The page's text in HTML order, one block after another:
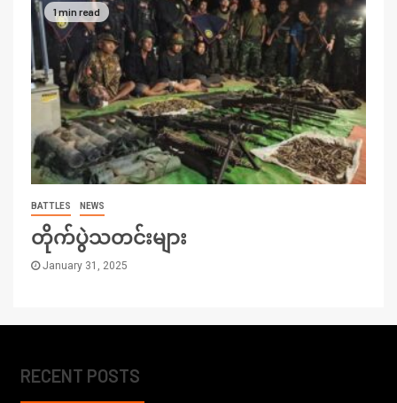
1 min read
BATTLES NEWS
တိုက်ပွဲသတင်းများ
January 31, 2025
RECENT POSTS